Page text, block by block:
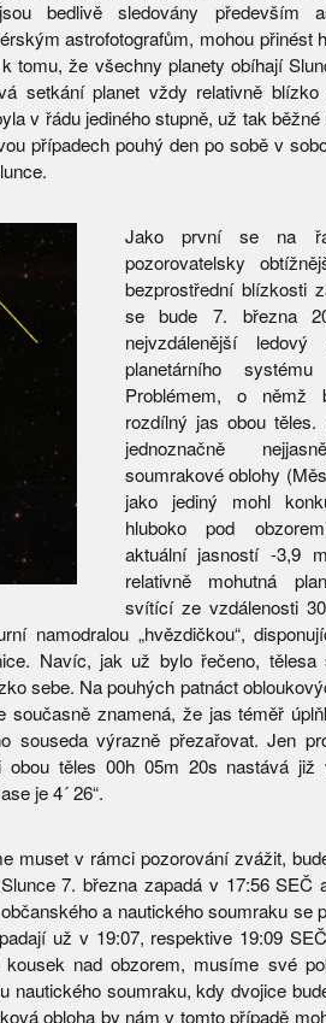
bedlivě sledovány především
astrofotografům, mohou přinést
tomu, že všechny planety obíhají
setkání planet vždy relativně
v řádu jediného stupně, už tak
případech pouhý den po sobě v
Jako první se na
pozorovatelsky
bezprostřední blízkosti
se bude 7. března
nejvzdálenější
planetárního
Problémem, o
rozdílný jas obou těles.
jednoznačně
soumrakové oblohy
jako jediný mohl
hluboko pod
aktuální jasností -3,9
relativně mohutná
svítící ze vzdálenosti
namodralou „hvězdičkou“,
Navíc, jak už bylo řečeno, tělesa
sebe. Na pouhých patnáct
současně znamená, že jas téměř
souseda výrazně přezařovat. Jen
obou těles 00h 05m 20s nastává
je 4´ 26“.
muset v rámci pozorování zvážit,
7. března zapadá v 17:56 SEČ
a nautického soumraku se
už v 19:07, respektive 19:09
nad obzorem, musíme své
nautického soumraku, kdy dvojice
obloha by nám v tomto případě